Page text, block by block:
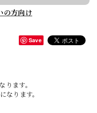
の方向け
Save
ます。
なります。